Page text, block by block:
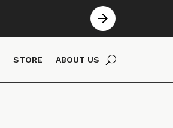
STORE ABOUT US